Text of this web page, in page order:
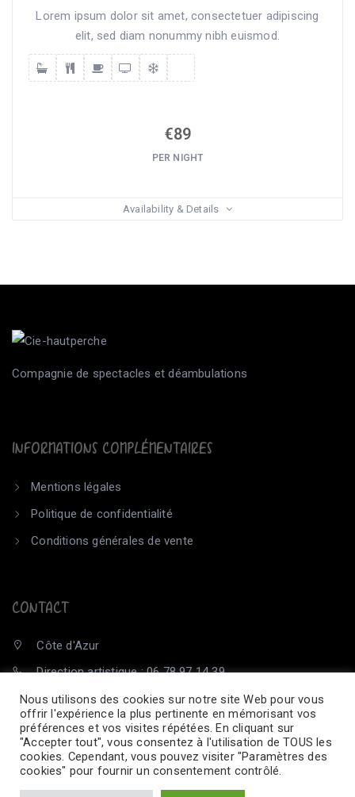
Lorem ipsum dolor sit amet, consectetuer adipiscing
elit, sed diam nonummy nibh euismod.
€89
PER NIGHT
Availability & Details
Compagnie de spectacles et déambulations
INFORMATIONS COMPLÉMENTAIRES
Mentions légales
Politique de confidentialité
Conditions générales de vente
CONTACT
Côte d'Azur
Direction artistique : 06 78 97 14 39
contact@cie-hautperche.com
Nous utilisons des cookies sur notre site Web pour vous
offrir l'expérience la plus pertinente en mémorisant vos
préférences et vos visites répétées. En cliquant sur
"Accepter tout", vous consentez à l'utilisation de TOUS les
cookies. Cependant, vous pouvez visiter "Paramètres des
cookies" pour fournir un consentement contrôlé.